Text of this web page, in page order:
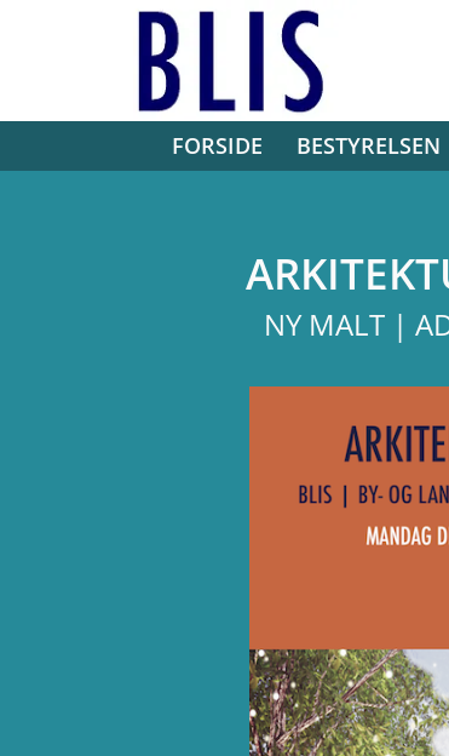
FORSIDE BESTYRELSEN
NY MALT |